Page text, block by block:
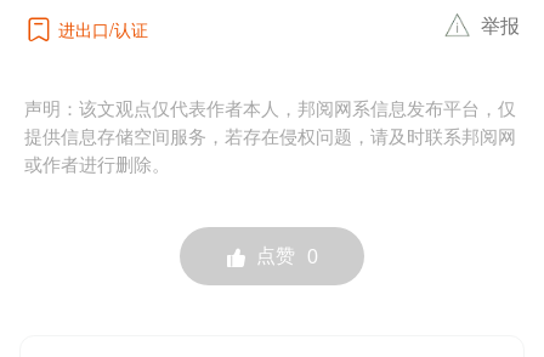
进出口 认证 举报
声明：该文观点仅代表作者本人，邦阅网系信息发布平台，仅
提供信息存储空间服务，若存在侵权问题，请及时联系邦阅网
或作者进行删除。
点赞 0